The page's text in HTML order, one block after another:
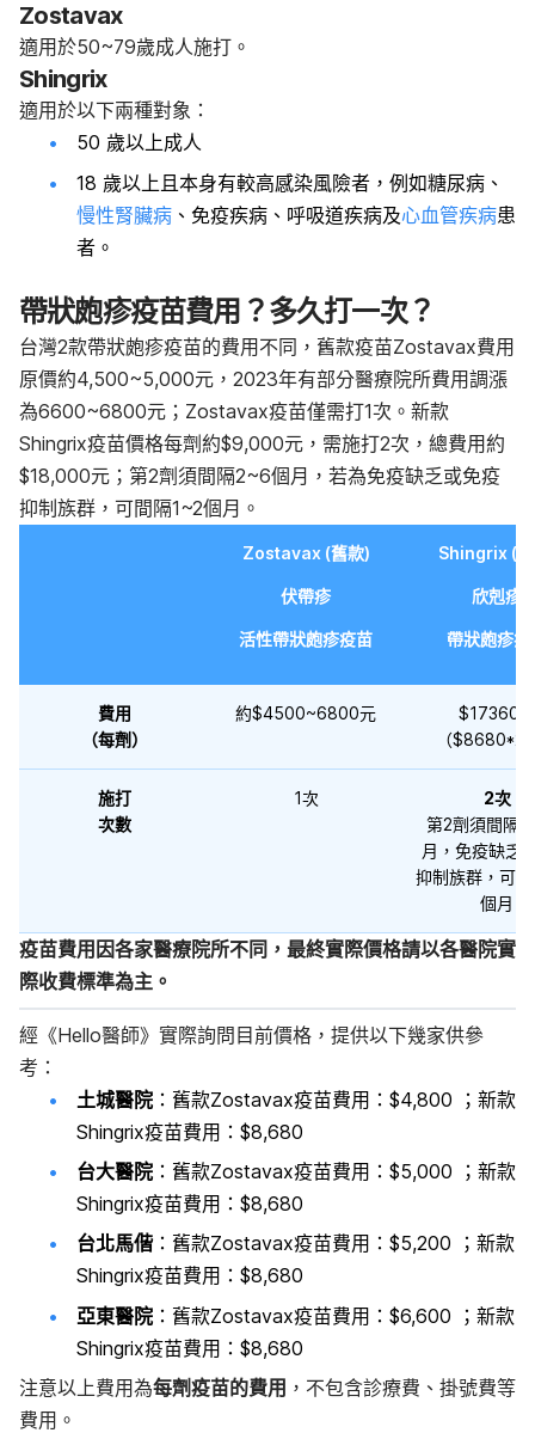
Zostavax
適用於50~79歲成人施打。
Shingrix
適用於以下兩種對象：
50 歲以上成人
18 歲以上且本身有較高感染風險者，例如糖尿病、
慢性腎臟病 、免疫疾病、呼吸道疾病及心血管疾病患
者。
帶狀皰疹疫苗費用？多久打一次？
台灣2款帶狀皰疹疫苗的費用不同， 舊款疫苗Zostavax費用
原價約4,500~5,000元，2023年有部分醫療院所費用調漲
為6600~6800元；Zostavax疫苗僅需打1次。 新款
Shingrix疫苗價格每劑約$9,000元，需施打2次，總費用約
$18,000元；第2劑須間隔2~6個月，若為免疫缺乏或免疫
抑制族群，可間隔1~2個月。
Zostavax (舊款)
伏帶疹
活性帶狀皰疹疫苗
Shingrix (
欣剋疹
帶狀皰疹疫
費用
（每劑）
約$4500~6800元
$17360元
（$8680*2
施打
次數
1次
2次
第2劑須間隔
月， 免疫缺乏
抑制族群， 可
個月
疫苗費用因各家醫療院所不同，最終實際價格請以各醫院實
際收費標準為主。
經《Hello醫師》實際詢問目前價格，提供以下幾家供參
考：
土城醫院 ：舊款Zostavax疫苗費用：$4,800 ； 新款
Shingrix疫苗費用：$8,680
台大醫院 ：舊款Zostavax疫苗費用：$5,000 ； 新款
Shingrix疫苗費用：$8,680
台北馬偕：舊款Zostavax疫苗費用：$5,200 ； 新款
Shingrix疫苗費用：$8,680
亞東醫院 ：舊款Zostavax疫苗費用：$6,600 ； 新款
Shingrix疫苗費用：$8,680
注意以上費用為每劑疫苗的費用 ，不包含診療費、掛號費等
費用。